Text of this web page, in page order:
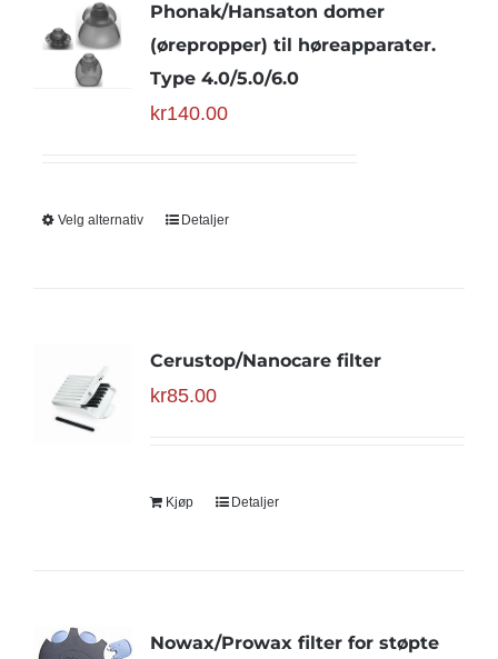
Phonak/Hansaton domer
(ørepropper) til høreapparater.
Type 4.0/5.0/6.0
kr140.00
Velg alternativ Detaljer
Cerustop/Nanocare filter
kr85.00
Kjøp Detaljer
Nowax/Prowax filter for støpte